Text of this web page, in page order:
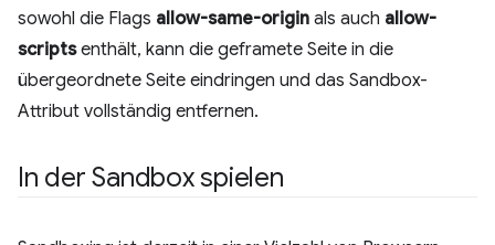
sowohl die Flags allow-same-origin als auch allow-
scriptsenthält, kann die geframete Seite in die
übergeordnete Seite eindringen und das Sandbox-
Attribut vollständig entfernen.
In der Sandbox spielen